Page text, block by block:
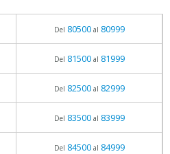
Del 80500al 80999
Del 81500al 81999
Del 82500al 82999
Del 83500al 83999
Del 84500al 84999